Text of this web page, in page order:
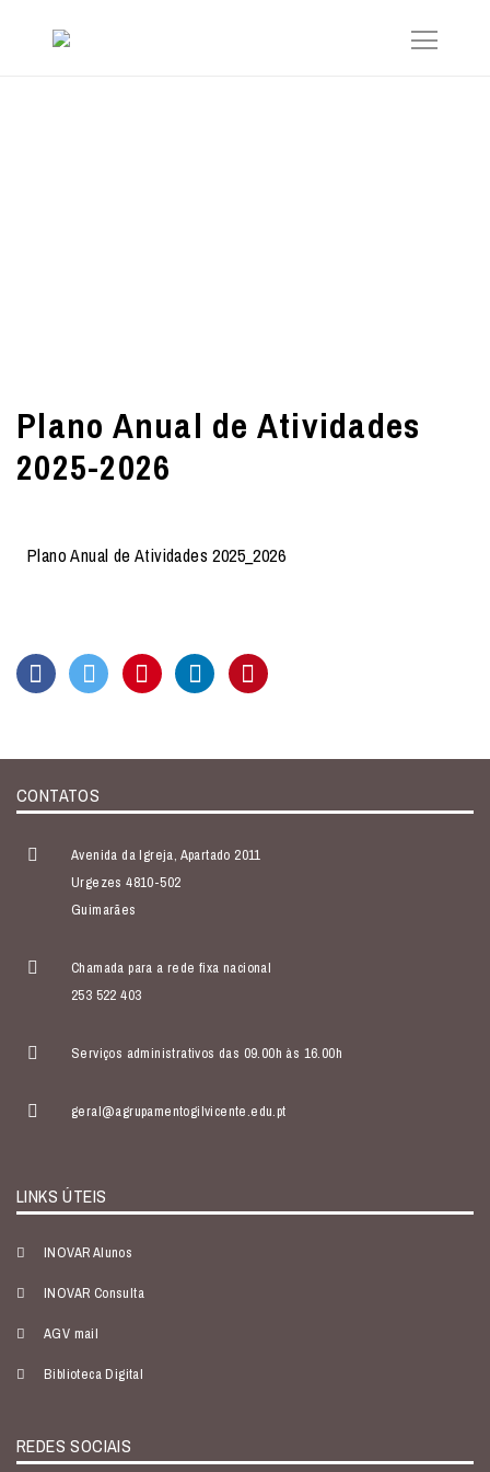
Plano Anual de Atividades
2025-2026
Plano Anual de Atividades 2025_2026
CONTATOS
Avenida da Igreja, Apartado 2011
Urgezes 4810-502
Guimarães
Chamada para a rede fixa nacional
253 522 403
Serviços administrativos das 09.00h às 16.00h
geral@agrupamentogilvicente.edu.pt
LINKS ÚTEIS
INOVAR Alunos
INOVAR Consulta
AGV mail
Biblioteca Digital
REDES SOCIAIS